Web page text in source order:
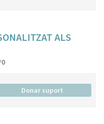
ALS
0
Donar suport